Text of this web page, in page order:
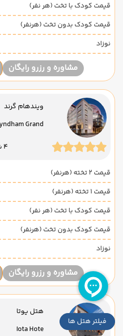
فیلتر هتل ها
قیمت کودک با تخت (هر نفر)
قیمت کودک بدون تخت (هرنفر)
نوزاد
مشاوره و رزرو رایگان
ویندهام گرند
Grand
4 شب
قیمت 2 تخته (هرنفر)
قیمت 1 تخته (هرنفر)
قیمت کودک با تخت (هر نفر)
قیمت کودک بدون تخت (هرنفر)
نوزاد
مشاوره و رزرو رایگان
هتل یوتا
Iota Hote